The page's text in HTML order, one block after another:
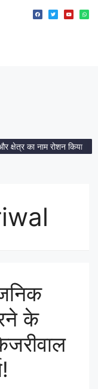
का नाम रोशन किया मेहरा
के